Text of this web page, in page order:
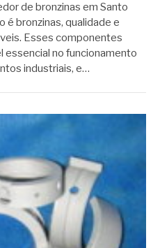
de bronzinas em Santo
é bronzinas, qualidade e
Esses componentes
essencial no funcionamento
industriais, e…